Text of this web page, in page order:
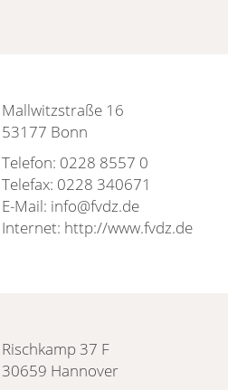
Mallwitzstraße 16
53177 Bonn
Telefon: 0228 8557 0
Telefax: 0228 340671
E-Mail: info@fvdz.de
Internet: http://www.fvdz.de
Rischkamp 37 F
30659 Hannover